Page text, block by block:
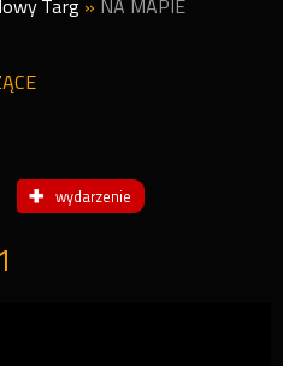
Targ » NA MAPIE
wydarzenie
1